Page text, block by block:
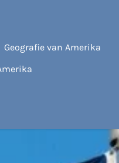
Geografie van Amerika